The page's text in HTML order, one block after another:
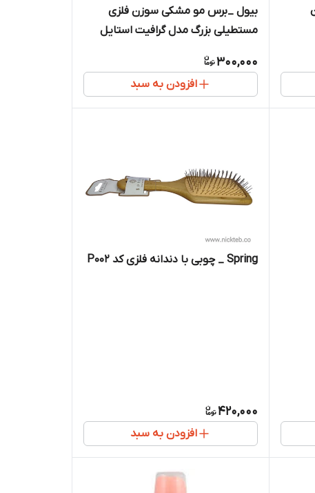
بیول _برس مو مشکی سوزن فلزی
مستطیلی بزرگ مدل گرافیت استایل
300,000
افزودن به سبد
Spring _ چوبی با دندانه فلزی کد P002
420,000
افزودن به سبد